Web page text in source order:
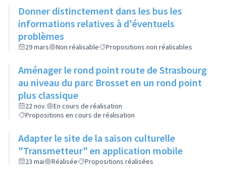
Donner distinctement dans les bus les
informations relatives à d'éventuels
problèmes
29 mars Non réalisable Propositions non réalisables
Aménager le rond point route de Strasbourg
au niveau du parc Brosset en un rond point
plus classique
22 nov.
En cours de réalisation
Propositions en cours de réalisation
Adapter le site de la saison culturelle
"Transmetteur" en application mobile
23 mai Réalisée Propositions réalisées